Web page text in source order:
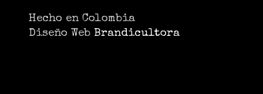
Hecho en Colombia
Diseño Web Brandicultora